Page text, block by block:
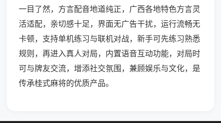
一目了然，方言配音地道纯正，广西各地特色方言灵
活适配，亲切感十足，界面无广告干扰，运行流畅无
卡顿，支持单机练习与联机对战，新手可先练习熟悉
规则，再进入真人对局，内置语音互动功能，对局时
可与牌友交流，增添社交氛围，兼顾娱乐与文化，是
传承桂式麻将的优质产品。